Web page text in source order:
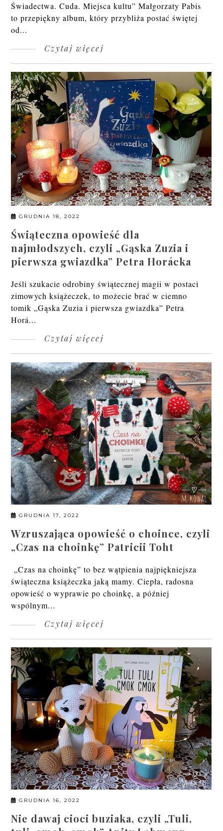
Świadectwa. Cuda. Miejsca kultu” Małgorzaty Pabis
to przepiękny album, który przybliża postać świętej
od...
Czytaj więcej
GRUDNIA 18, 2022
Świąteczna opowieść dla
najmłodszych, czyli „Gąska Zuzia i
pierwsza gwiazdka” Petra Horácka
Jeśli szukacie odrobiny świątecznej magii w postaci
zimowych książeczek, to możecie brać w ciemno
tomik „Gąska Zuzia i pierwsza gwiazdka” Petra
Horá...
Czytaj więcej
GRUDNIA 17, 2022
Wzruszająca opowieść o choince, czyli
„Czas na choinkę” Patricii Toht
„Czas na choinkę” to bez wątpienia najpiękniejsza
świąteczna książeczka jaką mamy. Ciepła, radosna
opowieść o wyprawie po choinkę, a później
wspólnym...
Czytaj więcej
GRUDNIA 16, 2022
Nie dawaj cioci buziaka, czyli „Tuli,